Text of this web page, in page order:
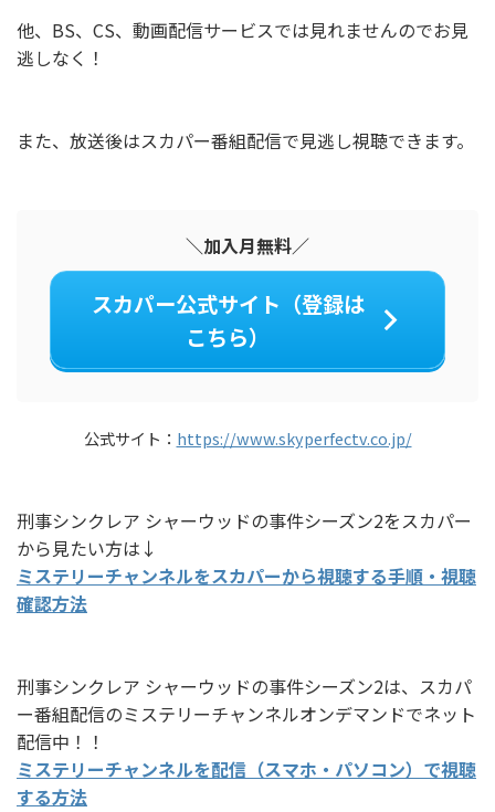
他、BS、CS、動画配信サービスでは見れませんのでお見
逃しなく！
また、放送後はスカパー番組配信で見逃し視聴できます。
＼加入月無料／
スカパー公式サイト（登録は
こちら）
公式サイト： https://www.skyperfectv.co.jp/
刑事シンクレア シャーウッドの事件シーズン2をスカパー
から見たい方は↓
ミステリーチャンネルをスカパーから視聴する手順・視聴
確認方法
刑事シンクレア シャーウッドの事件シーズン2は、スカパ
ー番組配信のミステリーチャンネルオンデマンドでネット
配信中！！
ミステリーチャンネルを配信（スマホ・パソコン）で視聴
する方法